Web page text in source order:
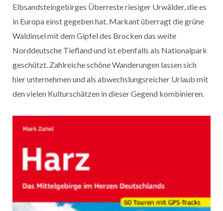
Elbsandsteingebirges Überreste riesiger Urwälder, die es
in Europa einst gegeben hat. Markant überragt die grüne
Waldinsel mit dem Gipfel des Brocken das weite
Norddeutsche Tiefland und ist ebenfalls als Nationalpark
geschützt. Zahlreiche schöne Wanderungen lassen sich
hier unternehmen und als abwechslungsreicher Urlaub mit
den vielen Kulturschätzen in dieser Gegend kombinieren.